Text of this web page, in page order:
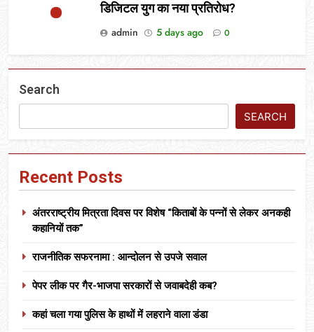
डिजिटल युग का नया प्रतिरोध?
admin
5 days ago 0
Search
SEARCH
Recent Posts
अंतरराष्ट्रीय मित्रता दिवस पर विशेष “किताबों के पन्नों से लेकर अनकही
कहानियों तक”
राजनीतिक सफरनामा : आन्दोलन से उपजे सवाल
पेपर लीक पर गैर-भाजपा सरकारों से जवाबदेही कब?
कहां चला गया पुलिस के हाथों में लहराने वाला डंडा